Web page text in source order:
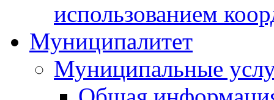
использованием
Муниципалитет
Муниципальные